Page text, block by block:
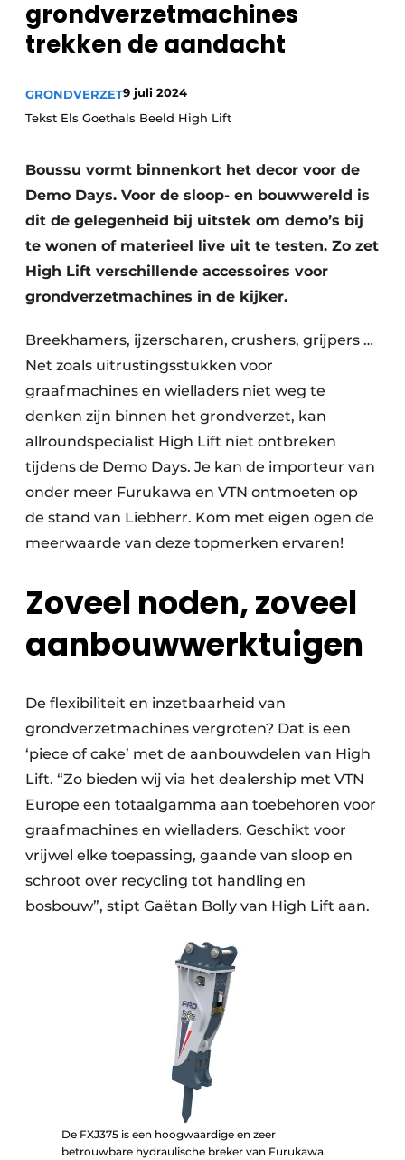
Privacy / Cookie statement
Vacature aanmelden
Video’s
grondverzetmachines
trekken de aandacht
GRONDVERZET9 juli 2024
Tekst Els Goethals Beeld High Lift
Boussu vormt binnenkort het decor voor de
Demo Days. Voor de sloop- en bouwwereld is
dit de gelegenheid bij uitstek om demo’s bij
te wonen of materieel live uit te testen. Zo zet
High Lift verschillende accessoires voor
grondverzetmachines in de kijker.
Breekhamers, ijzerscharen, crushers, grijpers …
Net zoals uitrustingsstukken voor
graafmachines en wielladers niet weg te
denken zijn binnen het grondverzet, kan
allroundspecialist High Lift niet ontbreken
tijdens de Demo Days. Je kan de importeur van
onder meer Furukawa en VTN ontmoeten op
de stand van Liebherr. Kom met eigen ogen de
meerwaarde van deze topmerken ervaren!
Zoveel noden, zoveel
aanbouwwerktuigen
De flexibiliteit en inzetbaarheid van
grondverzetmachines vergroten? Dat is een
‘piece of cake’ met de aanbouwdelen van High
Lift. “Zo bieden wij via het dealership met VTN
Europe een totaalgamma aan toebehoren voor
graafmachines en wielladers. Geschikt voor
vrijwel elke toepassing, gaande van sloop en
schroot over recycling tot handling en
bosbouw”, stipt Gaëtan Bolly van High Lift aan.
De FXJ375 is een hoogwaardige en zeer
betrouwbare hydraulische breker van Furukawa.